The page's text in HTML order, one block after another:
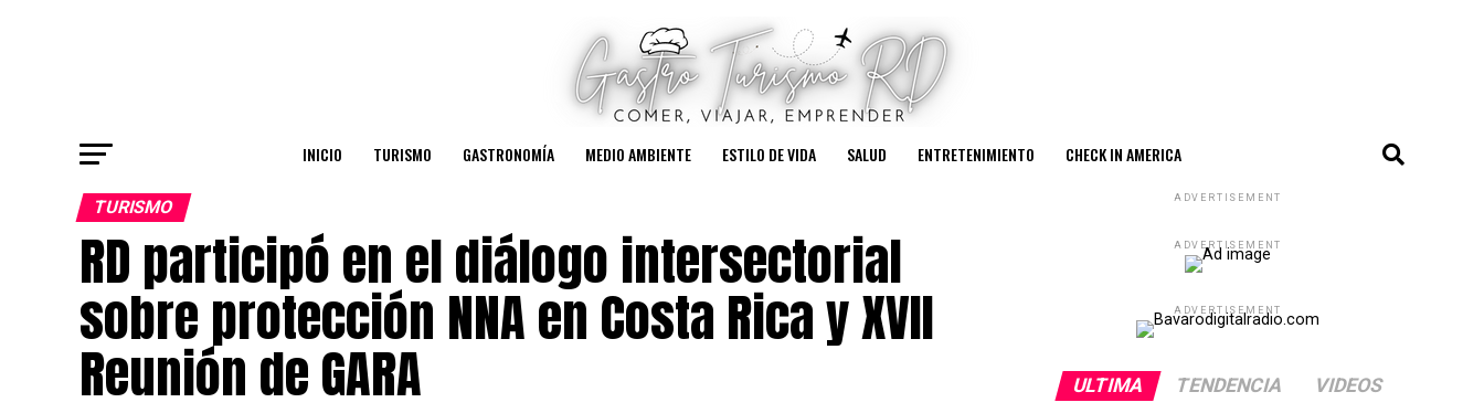
INICIO TURISMO GASTRONOMÍA MEDIO AMBIENTE ESTILO DE VIDA SALUD ENTRETENIMIENTO CHECK IN AMERICA
TURISMO
RD participó en el diálogo intersectorial
sobre protección NNA en Costa Rica y XVII
Reunión de GARA
ADVERTISEMENT
ADVERTISEMENT
ADVERTISEMENT
ULTIMA TENDENCIA VIDEOS